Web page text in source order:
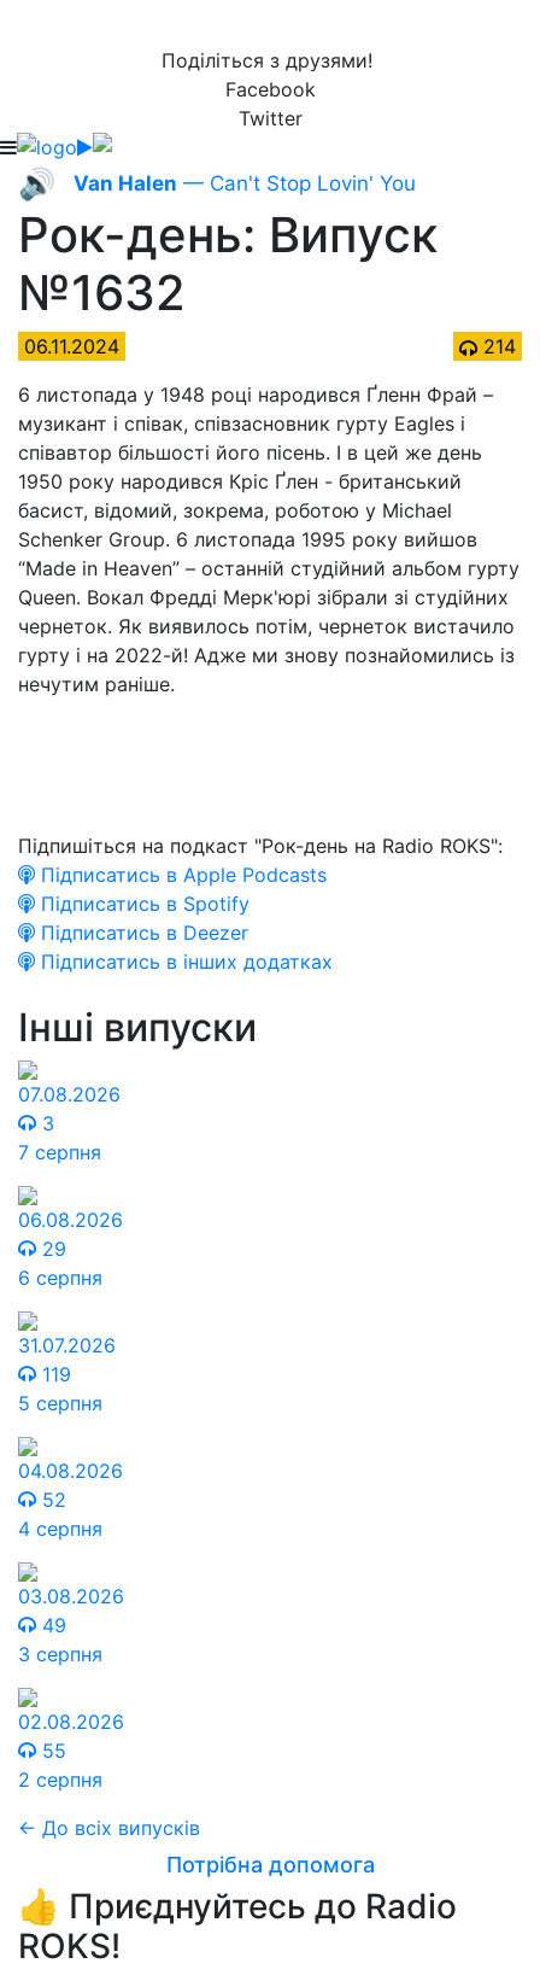
Поділіться з друзями!
Facebook
Twitter
🔊 Van Halen — Can't Stop Lovin' You
Рок-день: Випуск
№1632
06.11.2024
214
6 листопада у 1948 році народився Ґленн Фрай –
музикант і співак, співзасновник гурту Eagles і
співавтор більшості його пісень. І в цей же день
1950 року народився Кріс Ґлен - британський
басист, відомий, зокрема, роботою у Michael
Schenker Group. 6 листопада 1995 року вийшов
“Made in Heaven” – останній студійний альбом гурту
Queen. Вокал Фредді Мерк'юрі зібрали зі студійних
чернеток. Як виявилось потім, чернеток вистачило
гурту і на 2022-й! Адже ми знову познайомились із
нечутим раніше.
Підпишіться на подкаст "Рок-день на Radio ROKS":
Підписатись в Apple Podcasts
Підписатись в Spotify
Підписатись в Deezer
Підписатись в інших додатках
Інші випуски
07.08.2026
3
7 серпня
06.08.2026
29
6 серпня
31.07.2026
119
5 серпня
04.08.2026
52
4 серпня
03.08.2026
49
3 серпня
02.08.2026
55
2 серпня
← До всіх випусків
Потрібна допомога
👍 Приєднуйтесь до Radio
ROKS!